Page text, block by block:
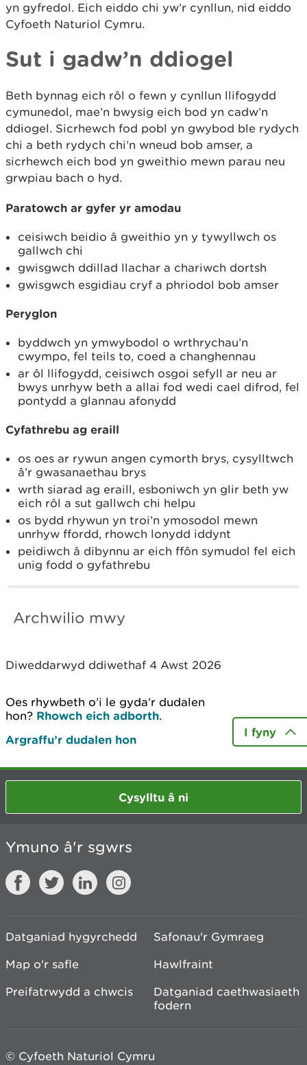
yn gyfredol. Eich eiddo chi yw’r cynllun, nid eiddo
Cyfoeth Naturiol Cymru.
Sut i gadw’n ddiogel
Beth bynnag eich rôl o fewn y cynllun llifogydd
cymunedol, mae’n bwysig eich bod yn cadw’n
ddiogel. Sicrhewch fod pobl yn gwybod ble rydych
chi a beth rydych chi’n wneud bob amser, a
sicrhewch eich bod yn gweithio mewn parau neu
grwpiau bach o hyd.
Paratowch ar gyfer yr amodau
ceisiwch beidio â gweithio yn y tywyllwch os
gallwch chi
gwisgwch ddillad llachar a chariwch dortsh
gwisgwch esgidiau cryf a phriodol bob amser
Peryglon
byddwch yn ymwybodol o wrthrychau’n
cwympo, fel teils to, coed a changhennau
ar ôl llifogydd, ceisiwch osgoi sefyll ar neu ar
bwys unrhyw beth a allai fod wedi cael difrod, fel
pontydd a glannau afonydd
Cyfathrebu ag eraill
os oes ar rywun angen cymorth brys, cysylltwch
â’r gwasanaethau brys
wrth siarad ag eraill, esboniwch yn glir beth yw
eich rôl a sut gallwch chi helpu
os bydd rhywun yn troi’n ymosodol mewn
unrhyw ffordd, rhowch lonydd iddynt
peidiwch â dibynnu ar eich ffôn symudol fel eich
unig fodd o gyfathrebu
Archwilio mwy
Diweddarwyd ddiwethaf 4 Awst 2026
Oes rhywbeth o’i le gyda’r dudalen
hon? Rhowch eich adborth.
Argraffu’r dudalen hon
I fyny
Cysylltu â ni
Ymuno â'r sgwrs
Datganiad hygyrchedd
Safonau'r Gymraeg
Map o'r safle
Hawlfraint
Preifatrwydd a chwcis
Datganiad caethwasiaeth
fodern
© Cyfoeth Naturiol Cymru